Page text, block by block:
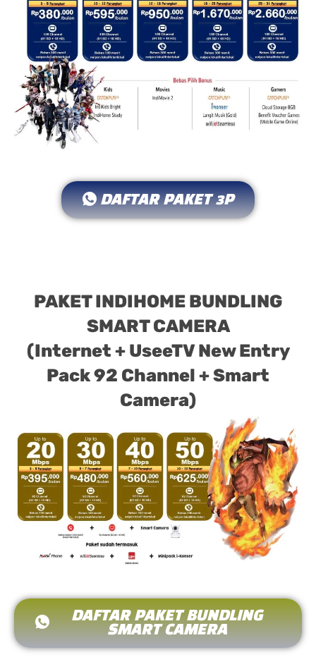
DAFTAR PAKET 3P
PAKET INDIHOME BUNDLING
SMART CAMERA
(Internet + UseeTV New Entry
Pack 92 Channel + Smart
Camera)
DAFTAR PAKET BUNDLING
SMART CAMERA